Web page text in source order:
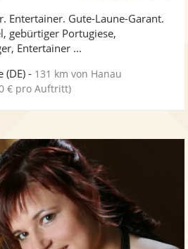
Fotos
5
Entertainer. Gute-Laune-Garant.
gebürtiger Portugiese,
Entertainer ...
(DE) - 131 km von Hanau
€ pro Auftritt)